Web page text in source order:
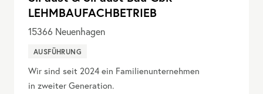
LEHMBAUFACHBETRIEB
15366 Neuenhagen
AUSFÜHRUNG
Wir sind seit 2024 ein Familienunternehmen
in zweiter Generation.